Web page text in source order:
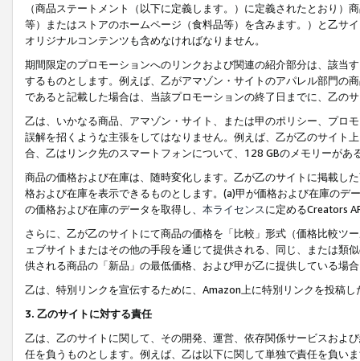
（商品ステートメント（以下に定義します。）に定義されたとおり
等）またはストアのホームページ（食料品等）を含みます。）と乙サ
オリジナルコンテンツも含めなければなりません。
期間限定のプロモーションへのリンクおよび関連の紹介部分は、該当
するものとします。例えば、乙がアマゾン・サイトのアパレル部門の
であると記載した場合は、当該プロモーションの終了日までに、乙の
乙は、いかなる商品、アマゾン・サイト、または甲のポリシー、プロ
誤解を招くような主張をしてはなりません。例えば、乙が乙のサイト
合、乙はリンク先のスマートフォンについて、128 GBのメモリーがあ
商品の価格および在庫は、随時変化します。乙が乙のサイトに掲載し
格および在庫を表示できるものとします。(a)甲が価格および在庫の
の価格および在庫のデータを取得し、 本ライセンスに定めるCreators
さらに、乙が乙のサイトにて商品の価格を「比較」形式（価格比較ツ
ェブサイトまたはその他の手段を通じて提供される、同じ、または類
供される商品の「新品」の最低価格、および甲が乙に提供している場
乙は、特別リンクを宣伝するために、Amazon上に特別リンクを投稿
3. 乙のサイトに対する責任
乙は、乙のサイトに関して、その開発、運営、依存関係サービスおよ
任を負うものとします。例えば、乙は以下に関して単独で責任を負い